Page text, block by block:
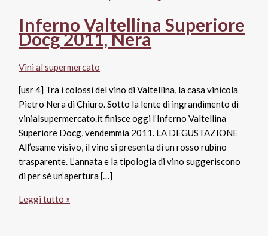
Inferno Valtellina Superiore
Docg 2011, Nera
Vini al supermercato
[usr 4] Tra i colossi del vino di Valtellina, la casa vinicola
Pietro Nera di Chiuro. Sotto la lente di ingrandimento di
vinialsupermercato.it finisce oggi l’Inferno Valtellina
Superiore Docg, vendemmia 2011. LA DEGUSTAZIONE
All’esame visivo, il vino si presenta di un rosso rubino
trasparente. L’annata e la tipologia di vino suggeriscono
di per sé un’apertura […]
Inferno
Leggi tutto »